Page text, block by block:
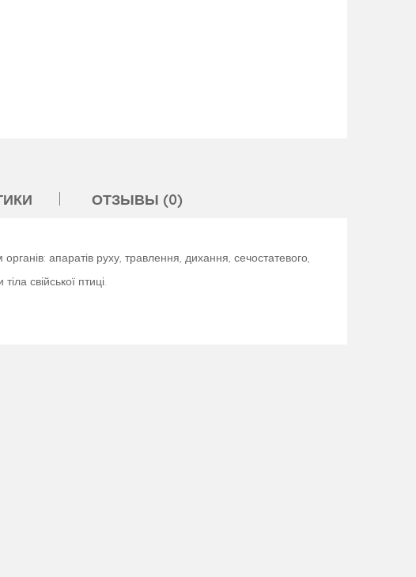
ОТЗЫВЫ (0)
органів: апаратів руху, травлення, дихання, сечостатевого,
свійської птиці.